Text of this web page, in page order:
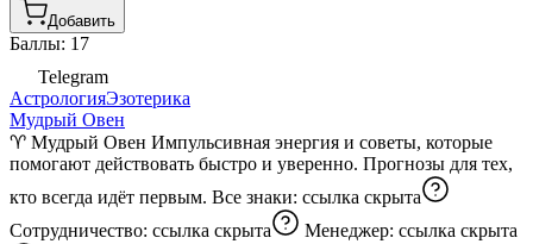
Добавить
Баллы: 17
Telegram
АстрологияЭзотерика
Мудрый Овен
♈️ Мудрый Овен Импульсивная энергия и советы, которые
помогают действовать быстро и уверенно. Прогнозы для тех,
кто всегда идёт первым. Все знаки: ссылка скрыта
Сотрудничество: ссылка скрыта Менеджер: ссылка скрыта